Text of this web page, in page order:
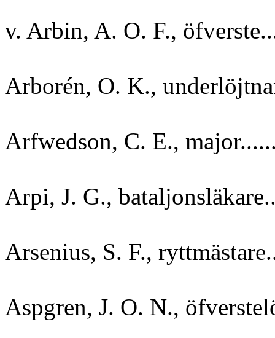
v. Arbin, A. O. F.,
Arborén, O. K.,
Arfwedson, C. E.,
Arpi, J. G.,
Arsenius, S. F.,
Aspgren, J. O. N.,